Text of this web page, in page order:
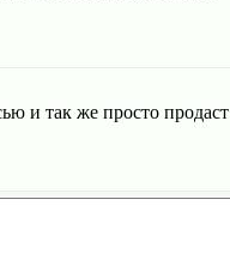
и так же просто продаст